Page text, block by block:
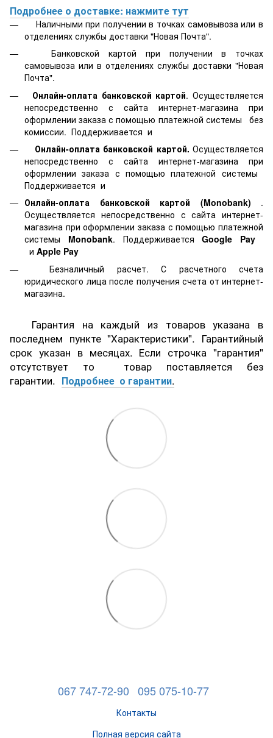
Подробнее о доставке: нажмите тут
Наличными при получении в точках самовывоза или в
отделениях службы доставки "Новая Почта".
Банковской картой при получении в точках
самовывоза или в отделениях службы доставки "Новая
Почта".
Онлайн-оплата банковской картой. Осуществляется
непосредственно с сайта интернет-магазина при
оформлении заказа с помощью платежной системы
без
комиссии. Поддерживается и
Онлайн-оплата банковской картой. Осуществляется
непосредственно с сайта интернет-магазина при
оформлении заказа с помощью платежной системы
Поддерживается и
Онлайн-оплата банковской картой
(Monobank) .
Осуществляется непосредственно с сайта интернет-
магазина при оформлении заказа с помощью платежной
системы Monobank. ПоддерживаетсяGoogle Pay
и Apple Pay
Безналичный расчет. С расчетного счета
юридического лица после получения счета от интернет-
магазина.
Гарантия на каждый из товаров указана в
последнем пункте "Характеристики". Гарантийный
срок указан в месяцах. Если строчка "гарантия"
отсутствует то товар поставляется без
гарантии. Подробнее о гарантии.
067 747-72-90 095 075-10-77
Контакты
Полная версия сайта